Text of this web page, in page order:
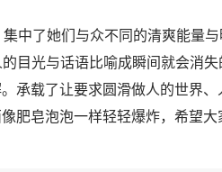
集中了她们与众不同的清爽能量
目光与话语比喻成瞬间就会消失
承载了让要求圆滑做人的世界、
肥皂泡泡一样轻轻爆炸，希望大